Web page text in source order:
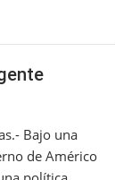
Bajo una
de Américo